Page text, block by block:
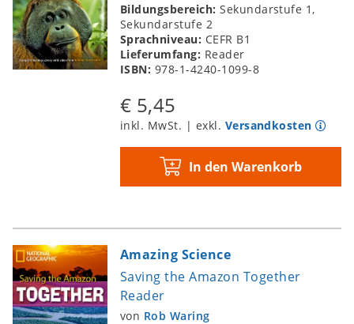
Bildungsbereich:Sekundarstufe 1,
Sekundarstufe 2
Sprachniveau: CEFR B1
Lieferumfang: Reader
ISBN: 978-1-4240-1099-8
€ 5,45
inkl. MwSt. | exkl. Versandkosten
In den Warenkorb
Amazing Science
Saving the Amazon Together
Reader
von Rob Waring